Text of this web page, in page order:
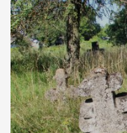
бруньками, кози ті
делікатес. На цвинтарі
різноманітних форм